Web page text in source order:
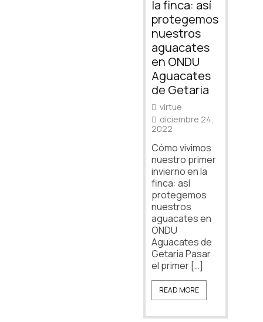
la finca: así
protegemos
nuestros
aguacates
en ONDU
Aguacates
de Getaria
virtue
diciembre 24,
2022
Cómo vivimos
nuestro primer
invierno en la
finca: así
protegemos
nuestros
aguacates en
ONDU
Aguacates de
Getaria Pasar
el primer […]
READ MORE